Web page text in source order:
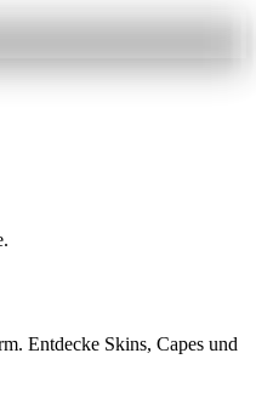
Entdecke Skins, Capes und